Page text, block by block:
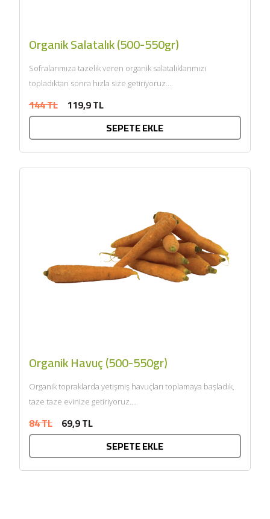
Organik Salatalık (500-550gr)
Sofralarımıza tazelik veren organik salatalıklarımızı
topladıktan sonra hızla size getiriyoruz....
144 TL 119,9 TL
SEPETE EKLE
Organik Havuç (500-550gr)
Organik topraklarda yetişmiş havuçları toplamaya başladık,
taze taze evinize getiriyoruz....
84 TL 69,9 TL
SEPETE EKLE